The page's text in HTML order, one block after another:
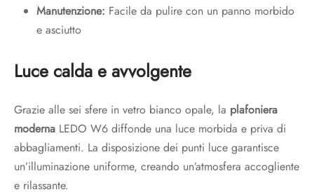
Manutenzione: Facile da pulire con un panno morbido
e asciutto
Luce calda e avvolgente
Grazie alle sei sfere in vetro bianco opale, la plafoniera
moderna LEDO W6 diffonde una luce morbida e priva di
abbagliamenti. La disposizione dei punti luce garantisce
un’illuminazione uniforme, creando un’atmosfera accogliente
e rilassante.